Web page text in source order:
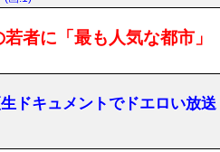
者に「最も人気な都市」
ドキュメントでドエロい放送